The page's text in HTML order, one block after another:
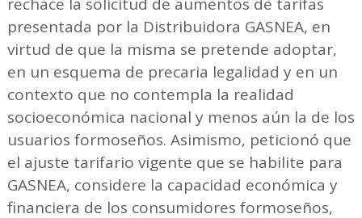
rechace la solicitud de aumentos de tarifas
presentada por la Distribuidora GASNEA, en
virtud de que la misma se pretende adoptar,
en un esquema de precaria legalidad y en un
contexto que no contempla la realidad
socioeconómica nacional y menos aún la de los
usuarios formoseños. Asimismo, peticionó que
el ajuste tarifario vigente que se habilite para
GASNEA, considere la capacidad económica y
financiera de los consumidores formoseños,